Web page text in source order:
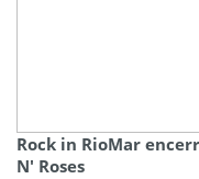
Rock in RioMar
N' Roses